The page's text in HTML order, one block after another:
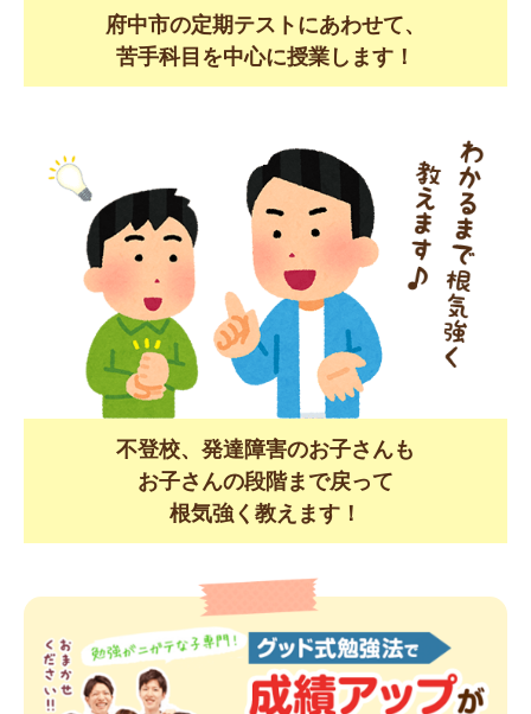
府中市の定期テストにあわせて、
苦手科目を中心に授業します！
不登校、発達障害のお子さんも
お子さんの段階まで戻って
根気強く教えます！